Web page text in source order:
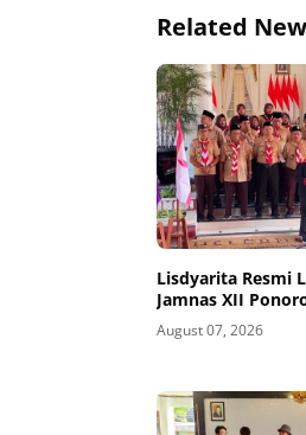
Related
Lisdyarita Resmi
Jamnas XII
August 07, 2026